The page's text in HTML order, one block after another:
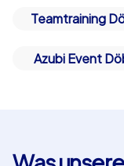
Teamtraining
Azubi Event